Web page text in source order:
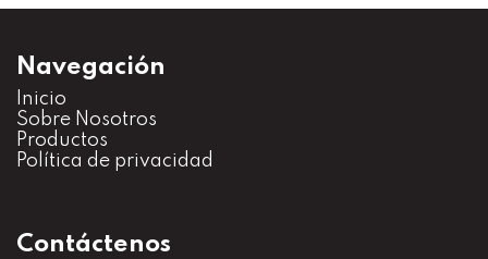
Navegación
Inicio
Sobre Nosotros
Productos
Política de privacidad
Contáctenos